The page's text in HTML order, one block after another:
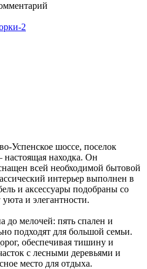
2
Успенское шоссе, поселок
находка. Он
всей необходимой бытовой
интерьер выполнен в
и аксессуары подобраны со
и элегантности.
до мелочей: пять спален и
подходят для большой семьи.
обеспечивая тишину и
с лесными деревьями и
место для отдыха.